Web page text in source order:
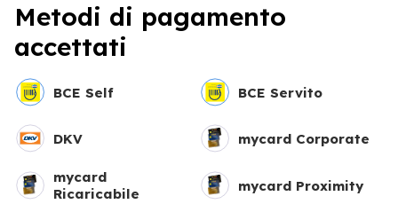
Metodi di pagamento
accettati
BCE Self BCE Servito
DKV mycard Corporate
mycard
Ricaricabile
mycard Proximity